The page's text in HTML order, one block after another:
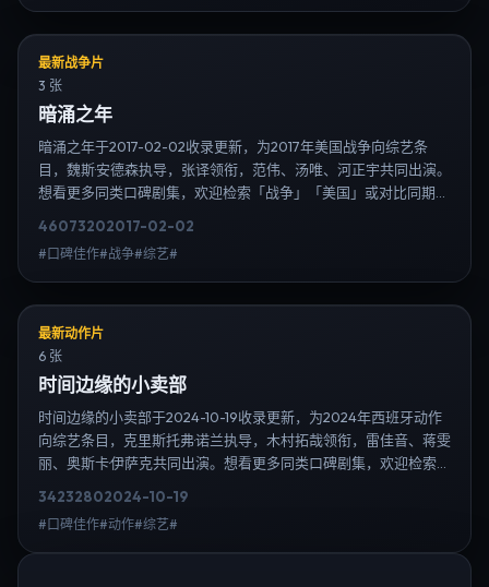
最新战争片
3 张
暗涌之年
暗涌之年于2017-02-02收录更新，为2017年美国战争向综艺条
目，魏斯·安德森执导，张译领衔，范伟、汤唯、河正宇共同出演。
想看更多同类口碑剧集，欢迎检索「战争」「美国」或对比同期热
电视剧、韩剧全集、日剧高清等长尾词。
46073202017-02-02
#口碑佳作#战争#综艺#
最新动作片
6 张
时间边缘的小卖部
时间边缘的小卖部于2024-10-19收录更新，为2024年西班牙动作
向综艺条目，克里斯托弗·诺兰执导，木村拓哉领衔，雷佳音、蒋雯
丽、奥斯卡·伊萨克共同出演。想看更多同类口碑剧集，欢迎检索
品与高清连载信息，延伸检索日韩电视剧、韩剧全集、日剧高清等
长尾词。
34232802024-10-19
#口碑佳作#动作#综艺#